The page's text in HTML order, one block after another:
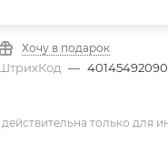
Хочу в подарок
—
только для